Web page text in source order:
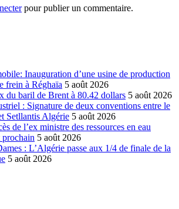
pour publier un commentaire.
Inauguration d’une usine de production
frein à Réghaïa 5 août 2026
du baril de Brent à 80.42 dollars 5 août 2026
: Signature de deux conventions entre le
Setllantis Algérie 5 août 2026
de l’ex ministre des ressources en eau
prochain 5 août 2026
: L’Algérie passe aux 1/4 de finale de la
5 août 2026